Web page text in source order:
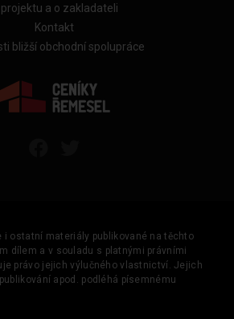
projektu a o zakladateli
Kontakt
bližší obchodní spolupráce
i ostatní materiály publikované na těchto
dílem a v souladu s platnými právními
právo jejich výlučného vlastnictví. Jejich
apod. podléhá písemnému